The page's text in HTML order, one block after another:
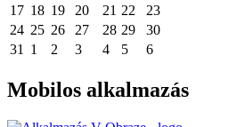
17 18 19 20 21 22
23
24 25 26 27 28 29
30
31 1 2 3 4 5 6
Mobilos alkalmazás